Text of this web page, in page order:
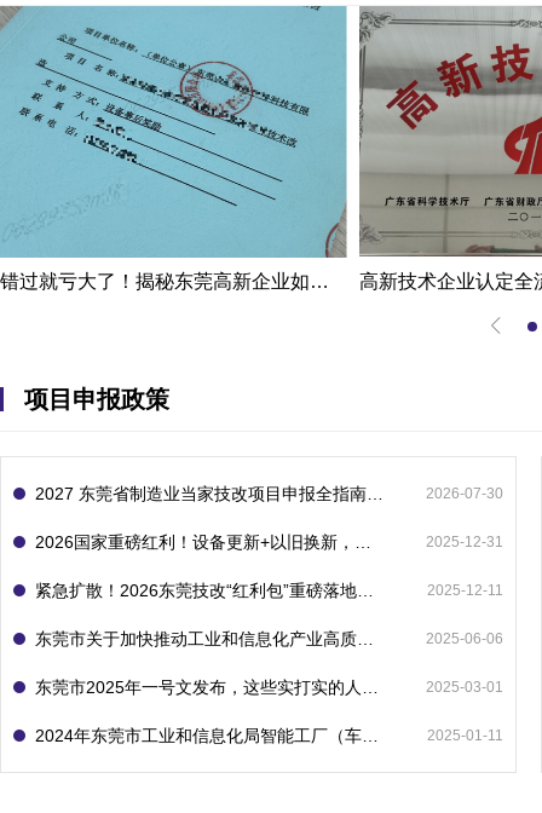
错过就亏大了！揭秘东莞高新企业如何轻松拿下省级技术改造项目300万补贴
项目申报政策
2026-07-30
2025-12-31
2025-12-11
2025-06-06
2025-03-01
2025-01-11